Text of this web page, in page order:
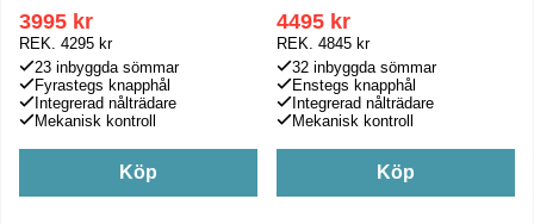
3995 kr
REK. 4295 kr
23 inbyggda sömmar
Fyrastegs knapphål
Integrerad nålträdare
Mekanisk kontroll
Köp
4495 kr
REK. 4845 kr
32 inbyggda sömmar
Enstegs knapphål
Integrerad nålträdare
Mekanisk kontroll
Köp